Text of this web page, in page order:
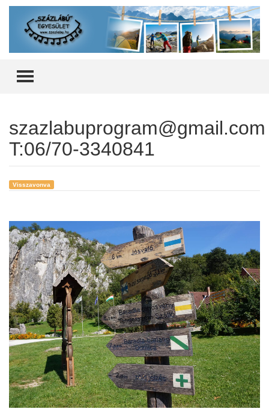
TOGGLE MENU
szazlabuprogram@gmail.com
T:06/70-3340841
Visszavonva